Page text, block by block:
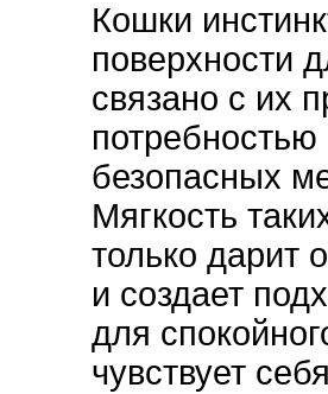
Кошки
поверхности
связано с их
безопасных
Мягкость
только дарит
и создает
для
чувствует